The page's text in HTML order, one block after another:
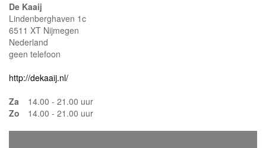
De Kaaij
Lindenberghaven 1c
6511 XT Nijmegen
Nederland
geen telefoon
http://dekaaij.nl/
Za
14.00 - 21.00 uur
Zo
14.00 - 21.00 uur